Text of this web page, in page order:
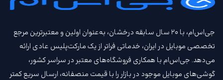
جی‌اس‌ام، با ۲۰ سال سابقه درخشان، به‌عنوان اولین و معتبرترین مرجع
تخصصی موبایل در ایران، خدماتی فراتر از یک مارکت‌پلیس عادی ارائه
می‌دهد. جی‌اس‌ام با همکاری فروشگاه‌های معتبر در سراسر کشور،
گوشی‌های موبایل موجود در بازار را با قیمت‌ منصفانه، ارسال سریع کمتر